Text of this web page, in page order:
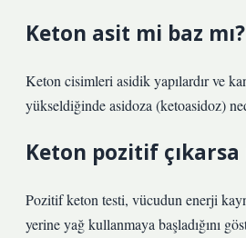
Keton asit mi baz mı?
Keton cisimleri asidik yapılardır ve
yükseldiğinde asidoza (ketoasidoz)
Keton pozitif
Pozitif keton testi, vücudun enerji
yerine yağ kullanmaya başladığını